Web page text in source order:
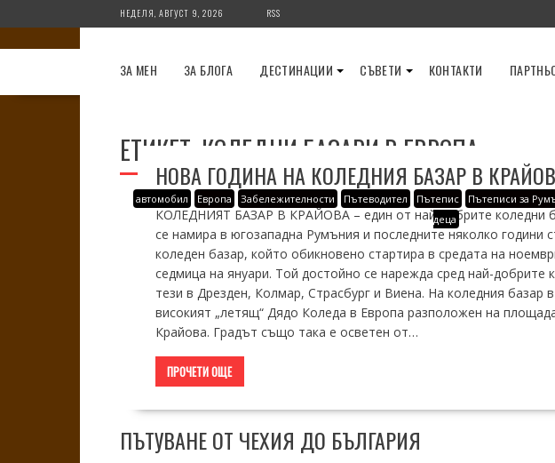
to
content
НЕДЕЛЯ, АВГУСТ 9, 2026 RSS
ЗА МЕН ЗА БЛОГА ДЕСТИНАЦИИ СЪВЕТИ КОНТАКТИ
ЕТИКЕТ: КОЛЕДНИ БАЗАРИ В ЕВРОПА
автомобил Европа Забележителности Пътеводител Пътепис Пътеписи за
деца
НОВА ГОДИНА НА КОЛЕДНИЯ БАЗАР В
КОЛЕДНИЯТ БАЗАР В КРАЙОВА – един от най-добрите коледни
се намира в югозападна Румъния и последните няколко години
коледен базар, който обикновено стартира в средата на
седмица на януари. Той достойно се нарежда сред най-добрите
тези в Дрезден, Колмар, Страсбург и Виена. На коледния базар
високият „летящ“ Дядо Коледа в Европа разположен на
Крайова. Градът също така е осветен от…
ПРОЧЕТИ ОЩЕ
ПЪТУВАНЕ ОТ ЧЕХИЯ ДО БЪЛГАРИЯ